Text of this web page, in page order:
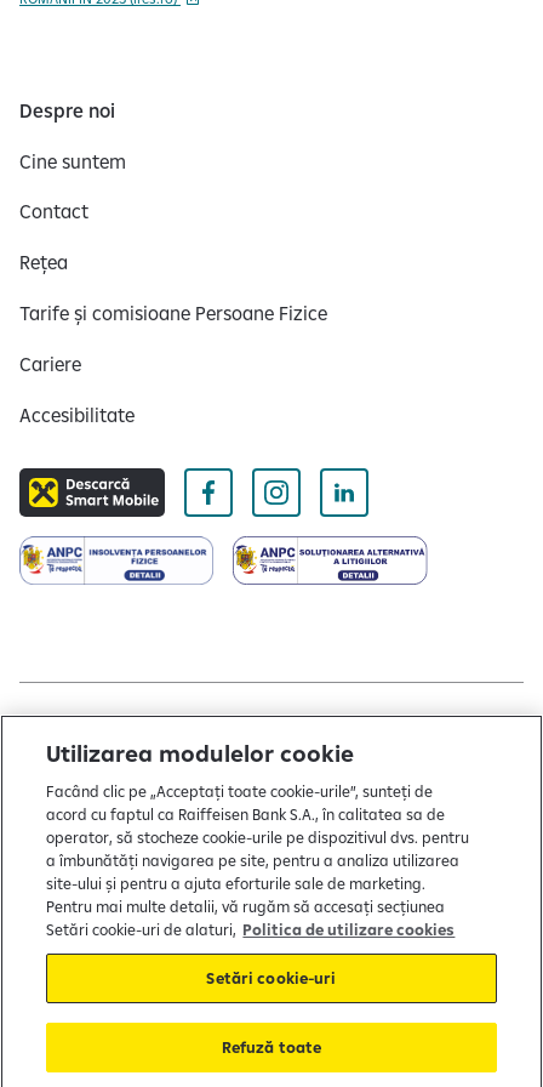
Despre noi
Cine suntem
Contact
Rețea
Tarife și comisioane Persoane Fizice
Cariere
Accesibilitate
Termeni și condiții
Politică de utilizare cookies
Preferințe cookie-uri
Politica de confidențialitate
Protecția consumatorului
Soluționarea alternativă a litigiilor
Utilizarea modulelor cookie
Facând clic pe „Acceptați toate cookie-urile”, sunteți de
acord cu faptul ca Raiffeisen Bank S.A., în calitatea sa de
operator, să stocheze cookie-urile pe dispozitivul dvs. pentru
a îmbunătăți navigarea pe site, pentru a analiza utilizarea
site-ului și pentru a ajuta eforturile sale de marketing.
Pentru mai multe detalii, vă rugăm să accesați secțiunea
Setări cookie-uri de alaturi, Politica de utilizare cookies
Setări cookie-uri
Refuză toate